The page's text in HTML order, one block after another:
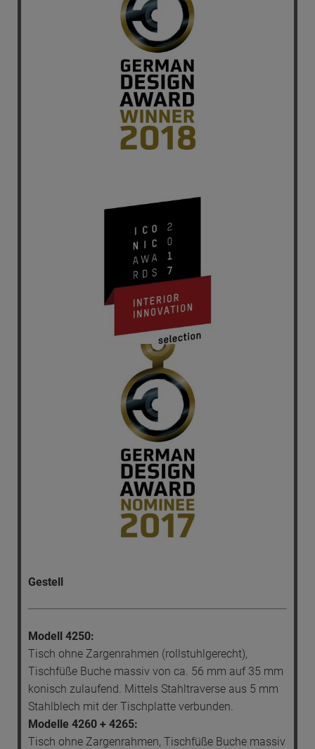
Gestell
Modell 4250:
Tisch ohne Zargenrahmen (rollstuhlgerecht),
Tischfüße Buche massiv von ca. 56 mm auf 35 mm
konisch zulaufend. Mittels Stahltraverse aus 5 mm
Stahlblech mit der Tischplatte verbunden.
Modelle 4260 + 4265:
Tisch ohne Zargenrahmen, Tischfüße Buche massiv